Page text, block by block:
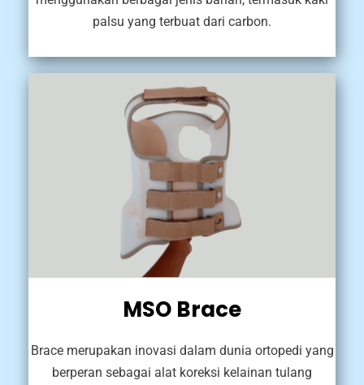
palsu yang terbuat dari carbon.
MSO Brace
Brace merupakan inovasi dalam dunia ortopedi yang
berperan sebagai alat koreksi kelainan tulang